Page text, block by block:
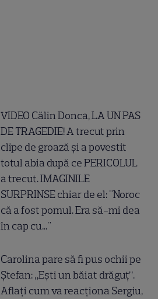
VIDEO Călin Donca, LA UN PAS
DE TRAGEDIE! A trecut prin
clipe de groază și a povestit
totul abia după ce PERICOLUL
a trecut. IMAGINILE
SURPRINSE chiar de el: "Noroc
că a fost pomul. Era să-mi dea
în cap cu..."
Carolina pare să fi pus ochii pe
Ștefan: „Ești un băiat drăguț”.
Aflați cum va reacționa Sergiu,